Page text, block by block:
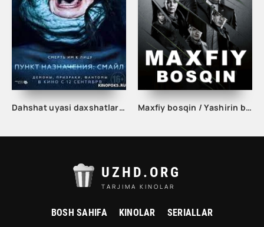
Dahshat uyasi daxshatlar xonasi Ujas kino Uzbek tilida 2023 O'zbekcha Tarjima Ujis kino skachat Maxfiy bosqin / Yashirin bosqin seriali 1. 2. 3. 4. 5. 6. 7. 8. 9. 10 qism Uzbek tilida Barcha qismlar 2023 O'zbek tarjima Full HD skachat
UZHD.ORG
TARJIMA KINOLAR
BOSH SAHIFA KINOLAR SERIALLAR